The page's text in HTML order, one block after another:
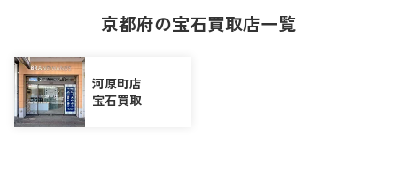
京都府の宝石買取店一覧
河原町店
宝石買取